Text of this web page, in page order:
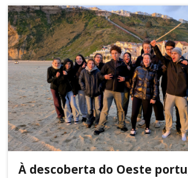
À descoberta do Oeste